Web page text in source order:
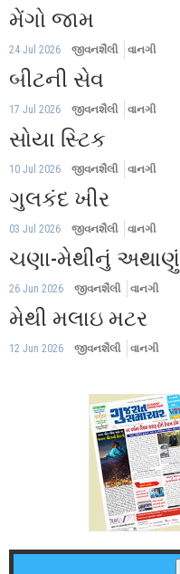
મેંગો જામ
24 Jul 2026 જીવનશૈલી વાનગી
બીટની સેવ
17 Jul 2026 જીવનશૈલી વાનગી
સોયા સ્ટિક
10 Jul 2026 જીવનશૈલી વાનગી
ગુલકંદ ખીર
03 Jul 2026 જીવનશૈલી વાનગી
ચણા-મેથીનું અથાણું
26 Jun 2026 જીવનશૈલી વાનગી
મેથી મલાઇ મટર
12 Jun 2026 જીવનશૈલી વાનગી